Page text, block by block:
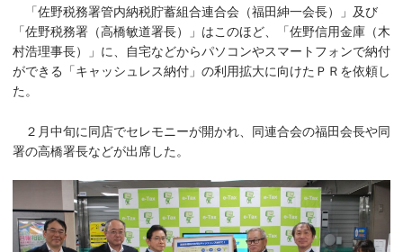
「佐野税務署管内納税貯蓄組合連合会（福田紳一会長）」及び
「佐野税務署（高橋敏道署長）」はこのほど、「佐野信用金庫（木
村浩理事長）」に、自宅などからパソコンやスマートフォンで納付
ができる「キャッシュレス納付」の利用拡大に向けたＰＲを依頼し
た。
２月中旬に同店でセレモニーが開かれ、同連合会の福田会長や同
署の高橋署長などが出席した。